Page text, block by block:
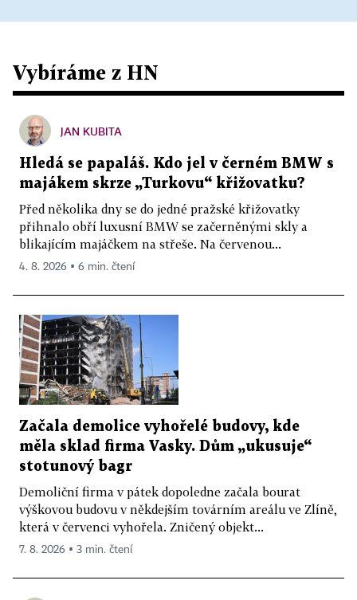
Vybíráme z HN
JAN KUBITA
Hledá se papaláš. Kdo jel v černém BMW s
majákem skrze „Turkovu“ křižovatku?
Před několika dny se do jedné pražské křižovatky
přihnalo obří luxusní BMW se začerněnými skly a
blikajícím majáčkem na střeše. Na červenou...
4. 8. 2026 ▪ 6 min. čtení
Začala demolice vyhořelé budovy, kde
měla sklad firma Vasky. Dům „ukusuje“
stotunový bagr
Demoliční firma v pátek dopoledne začala bourat
výškovou budovu v někdejším továrním areálu ve Zlíně,
která v červenci vyhořela. Zničený objekt...
7. 8. 2026 ▪ 3 min. čtení